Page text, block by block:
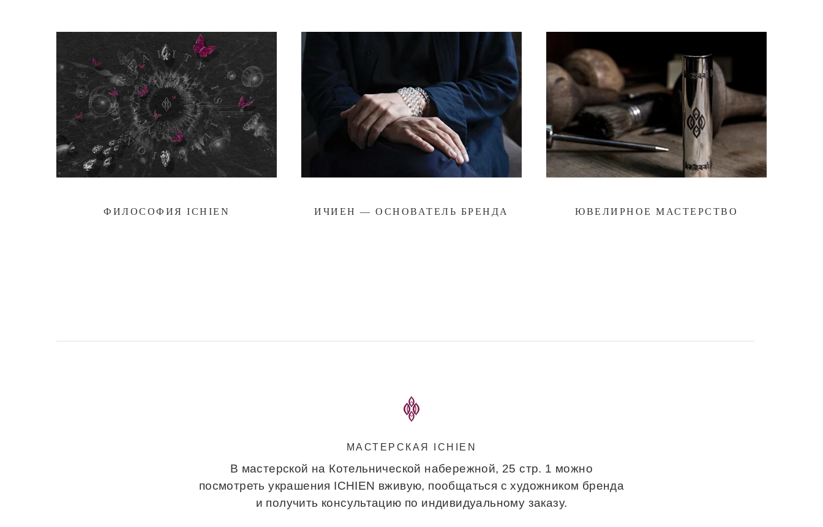
ФИЛОСОФИЯ ICHIEN ИЧИЕН — ОСНОВАТЕЛЬ БРЕНДА ЮВЕЛИРНОЕ МАСТЕРСТВО
МАСТЕРСКАЯ ICHIEN
В мастерской на Котельнической набережной, 25 стр. 1 можно
посмотреть украшения ICHIEN вживую, пообщаться с художником бренда
и получить консультацию по индивидуальному заказу.